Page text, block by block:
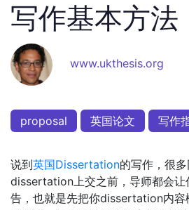
写作基本方法
www.ukthesis.org
proposal 英国论文 写作
说到英国Dissertation的写作，很
dissertation上交之前，导师都会让
告，也就是先把你dissertation内容